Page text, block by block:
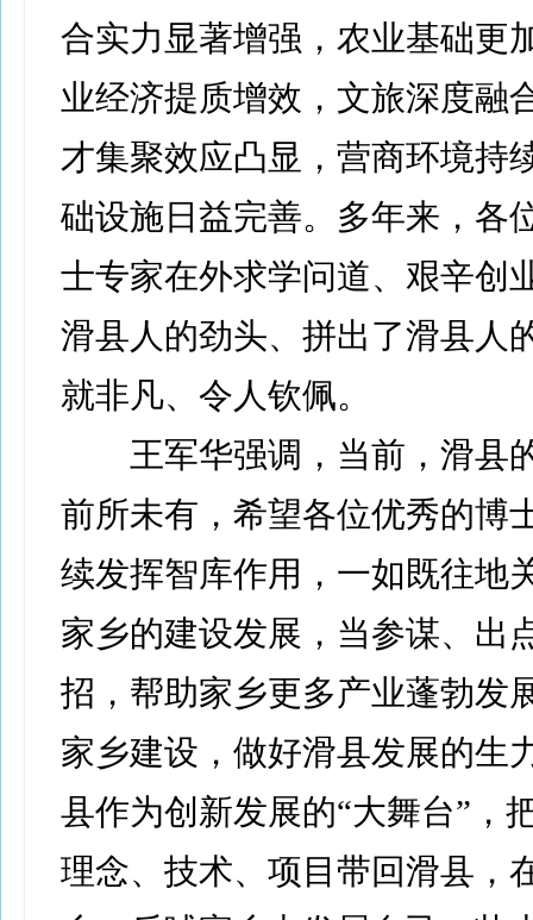
合实力显著增强，农业基础更
业经济提质增效，文旅深度融
才集聚效应凸显，营商环境持
础设施日益完善。多年来，各
士专家在外求学问道、艰辛创
滑县人的劲头、拼出了滑县人
就非凡、令人钦佩。
王军华强调，当前，滑县
前所未有，希望各位优秀的博
续发挥智库作用，一如既往地
家乡的建设发展，当参谋、出
招，帮助家乡更多产业蓬勃发
家乡建设，做好滑县发展的生
县作为创新发展的“大舞台”，
理念、技术、项目带回滑县，